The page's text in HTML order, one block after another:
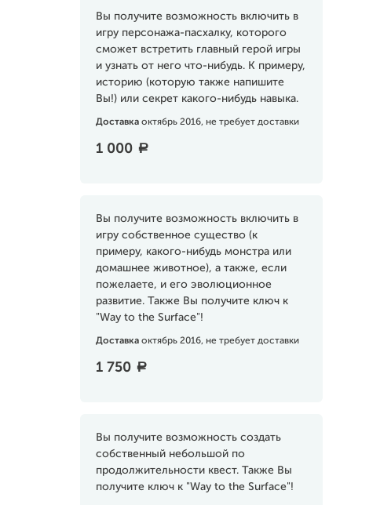
Вы получите возможность включить в
игру персонажа-пасхалку, которого
сможет встретить главный герой игры
и узнать от него что-нибудь. К примеру,
историю (которую также напишите
Вы!) или секрет какого-нибудь навыка.
Доставка октябрь 2016, не требует доставки
1 000 a
Вы получите возможность включить в
игру собственное существо (к
примеру, какого-нибудь монстра или
домашнее животное), а также, если
пожелаете, и его эволюционное
развитие. Также Вы получите ключ к
"Way to the Surface"!
Доставка октябрь 2016, не требует доставки
1 750 a
Вы получите возможность создать
собственный небольшой по
продолжительности квест. Также Вы
получите ключ к "Way to the Surface"!